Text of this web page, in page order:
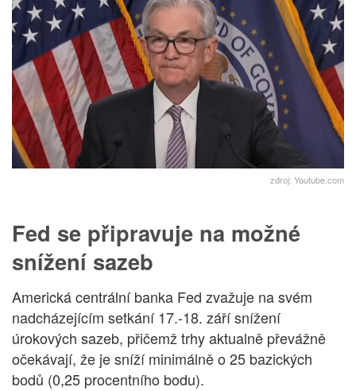
zdroj: Youtube.com
Fed se připravuje na možné
snížení sazeb
Americká centrální banka Fed zvažuje na svém
nadcházejícím setkání 17.-18. září snížení
úrokových sazeb, přičemž trhy aktualně převážně
očekávají, že je sníží minimálně o 25 bazických
bodů (0,25 procentního bodu).